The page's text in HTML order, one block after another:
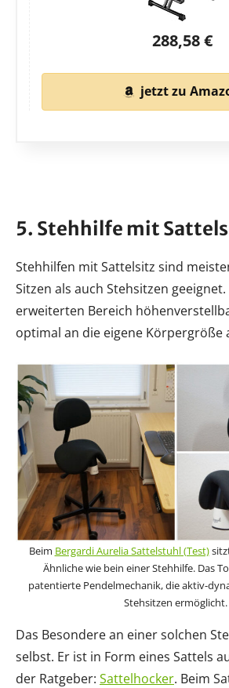
288,58 €
jetzt zu
5. Stehhilfe mit
Stehhilfen mit Sattelsitz sind
Sitzen als auch Stehsitzen
erweiterten Bereich
optimal an die eigene Körpergröße
Beim Bergardi Aurelia Sattelstuhl (Test)
Ähnliche wie bein einer Stehhilfe. Das
patentierte Pendelmechanik, die aktiv-
Stehsitzen ermöglicht.
Das Besondere an einer solchen
selbst. Er ist in Form eines Sattels
der Ratgeber: Sattelhocker. Beim